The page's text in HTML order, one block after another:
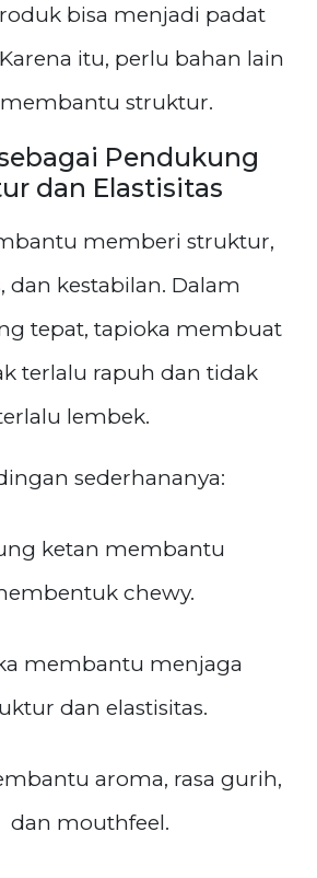
bisa menjadi padat
itu, perlu bahan lain
struktur.
Pendukung
dan Elastisitas
memberi struktur,
dan kestabilan. Dalam
tepat, tapioka membuat
terlalu rapuh dan tidak
lembek.
sederhananya:
ketan membantu
chewy.
membantu menjaga
dan elastisitas.
aroma, rasa gurih,
dan mouthfeel.